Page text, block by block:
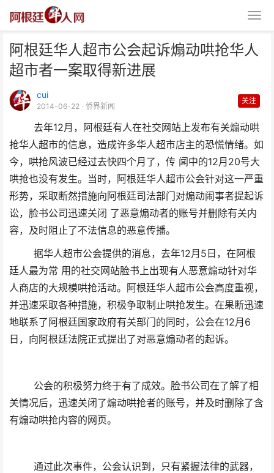
阿根廷华人超市公会起诉煽动哄抢华人
超市者一案取得新进展
cui
2014-06-22 · 侨界新闻
关注
去年12月，阿根廷有人在社交网站上发布有关煽动哄
抢华人超市的信息，造成许多华人超市店主的恐慌情绪。如
今，哄抢风波已经过去快四个月了，传 闻中的12月20号大
哄抢也没有发生。当时，阿根廷华人超市公会针对这一严重
形势，采取断然措施向阿根廷司法部门对煽动闹事者提起诉
讼，脸书公司迅速关闭 了恶意煽动者的账号并删除有关内
容，及时阻止了不法信息的恶意传播。
据华人超市公会提供的消息，去年12月5日，在阿根
廷人最为常 用的社交网站脸书上出现有人恶意煽动针对华
人商店的大规模哄抢活动。阿根廷华人超市公会高度重视，
并迅速采取各种措施，积极争取制止哄抢发生。在果断迅速
地联系了阿根廷国家政府有关部门的同时，公会在12月6
日，向阿根廷法院正式提出了对恶意煽动者的起诉。
公会的积极努力终于有了成效。脸书公司在了解了相
关情况后，迅速关闭了煽动哄抢者的账号，并及时删除了含
有煽动哄抢内容的网页。
通过此次事件，公会认识到，只有紧握法律的武器，
阿根廷华人超市公会起诉煽动哄抢
华人超市者一案取得新进